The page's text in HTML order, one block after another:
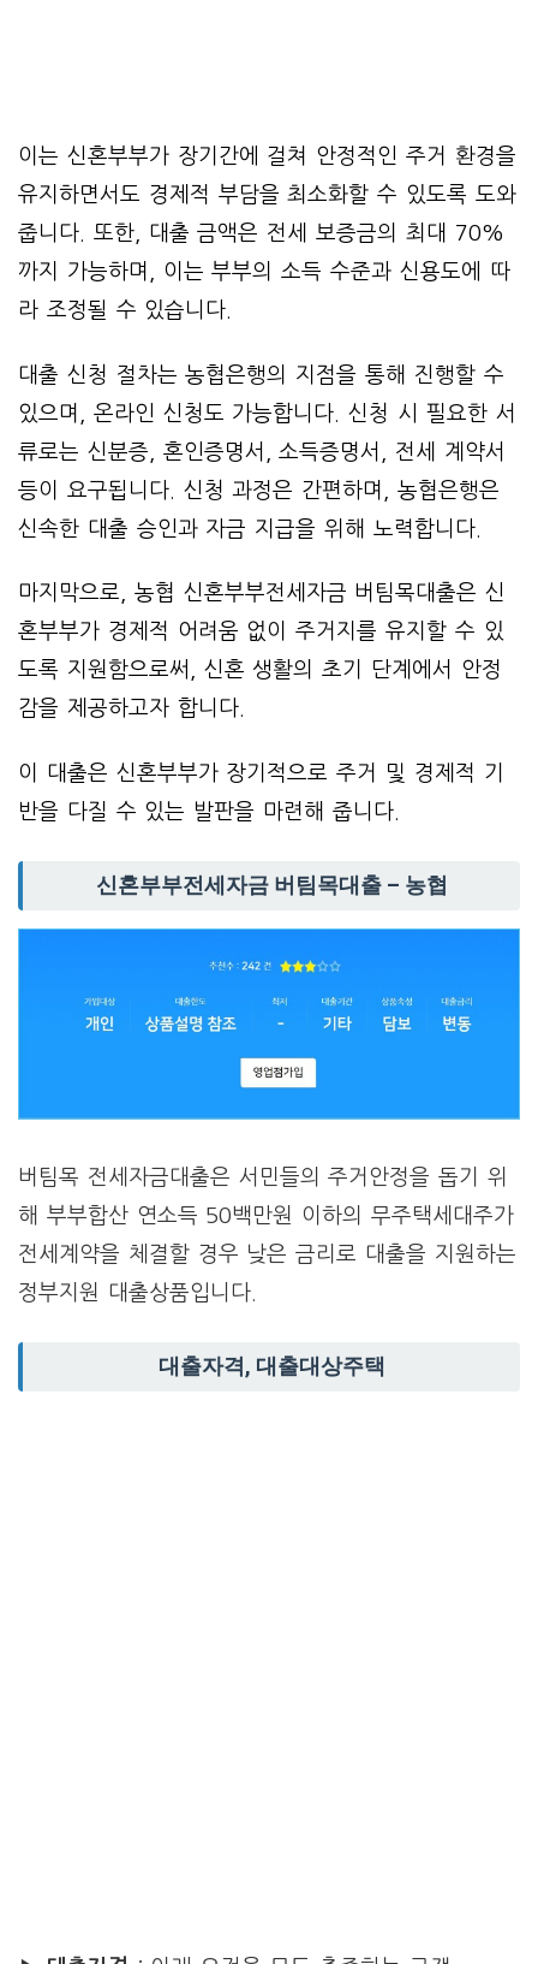
이는 신혼부부가 장기간에 걸쳐 안정적인 주거 환경을
유지하면서도 경제적 부담을 최소화할 수 있도록 도와
줍니다. 또한, 대출 금액은 전세 보증금의 최대 70%
까지 가능하며, 이는 부부의 소득 수준과 신용도에 따
라 조정될 수 있습니다.
대출 신청 절차는 농협은행의 지점을 통해 진행할 수
있으며, 온라인 신청도 가능합니다. 신청 시 필요한 서
류로는 신분증, 혼인증명서, 소득증명서, 전세 계약서
등이 요구됩니다. 신청 과정은 간편하며, 농협은행은
신속한 대출 승인과 자금 지급을 위해 노력합니다.
마지막으로, 농협 신혼부부전세자금 버팀목대출은 신
혼부부가 경제적 어려움 없이 주거지를 유지할 수 있
도록 지원함으로써, 신혼 생활의 초기 단계에서 안정
감을 제공하고자 합니다.
이 대출은 신혼부부가 장기적으로 주거 및 경제적 기
반을 다질 수 있는 발판을 마련해 줍니다.
신혼부부전세자금 버팀목대출 – 농협
버팀목 전세자금대출은 서민들의 주거안정을 돕기 위
해 부부합산 연소득 50백만원 이하의 무주택세대주가
전세계약을 체결할 경우 낮은 금리로 대출을 지원하는
정부지원 대출상품입니다.
대출자격, 대출대상주택